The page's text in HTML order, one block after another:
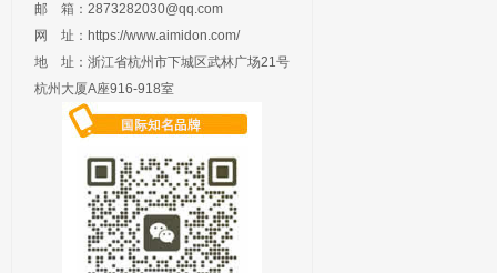
邮 箱： 2873282030@qq.com
网 址： https://www.aimidon.com/
地 址：浙江省杭州市下城区武林广场21号
杭州大厦A座916-918室